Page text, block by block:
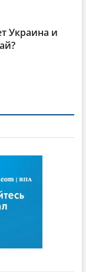
Украина и